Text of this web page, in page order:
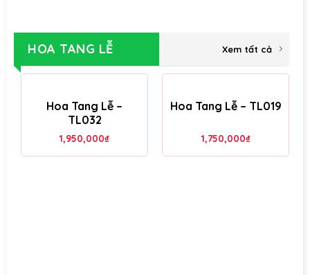
HOA TANG LỄ Xem tất cả
Hoa Tang Lễ –
TL032
1,950,000₫
Hoa Tang Lễ – TL019
1,750,000₫